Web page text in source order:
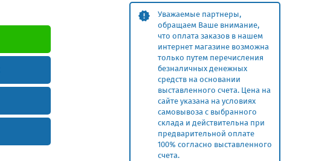
Уважаемые партнеры,
обращаем Ваше внимание,
что оплата заказов в нашем
интернет магазине возможна
только путем перечисления
безналичных денежных
средств на основании
выставленного счета. Цена на
сайте указана на условиях
самовывоза с выбранного
склада и действительна при
предварительной оплате
100% согласно выставленного
счета.